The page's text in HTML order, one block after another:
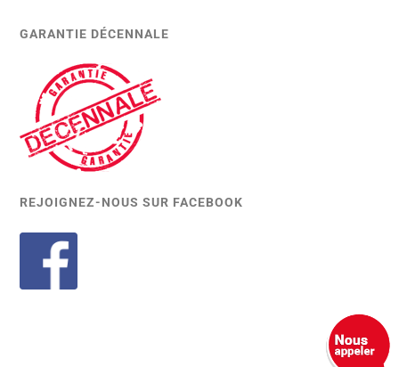
GARANTIE DÉCENNALE
REJOIGNEZ-NOUS SUR FACEBOOK